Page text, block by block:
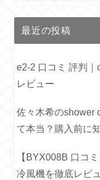
最近の投稿
e2-2 口コミ 評判
レビュー
佐々木希のshower
て本当？購入前に
【BYX008B 口コ
冷風機を徹底レビ